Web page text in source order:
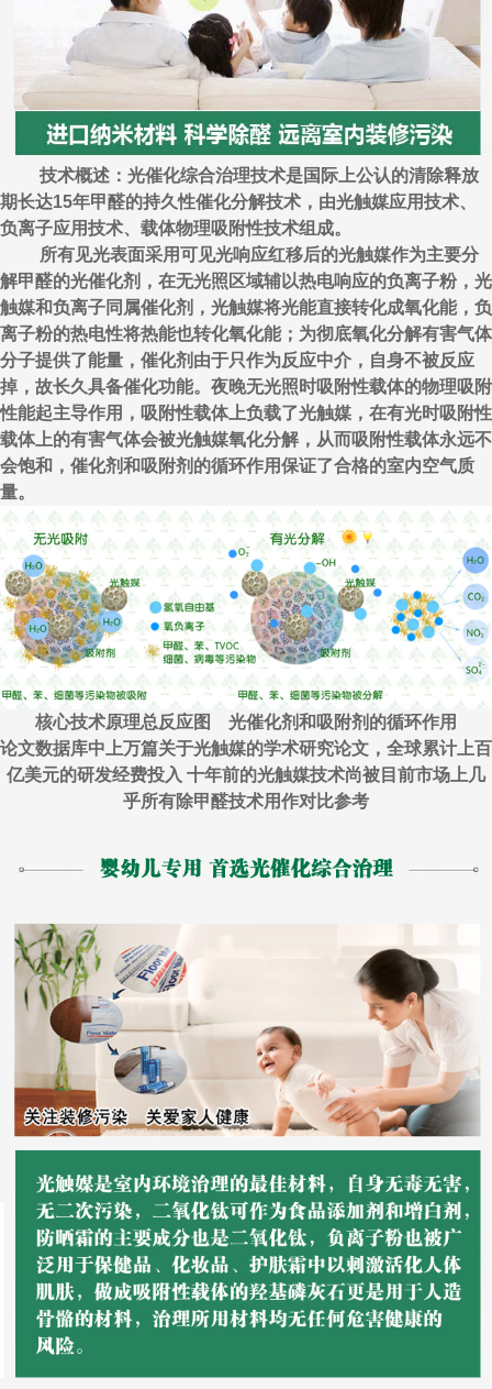
技术概述：光催化综合治理技术是国际上公认的清除释放
期长达15年甲醛的持久性催化分解技术，由光触媒应用技术、
负离子应用技术、载体物理吸附性技术组成。
所有见光表面采用可见光响应红移后的光触媒作为主要分
解甲醛的光催化剂，在无光照区域辅以热电响应的负离子粉，光
触媒和负离子同属催化剂，光触媒将光能直接转化成氧化能，负
离子粉的热电性将热能也转化氧化能；为彻底氧化分解有害气体
分子提供了能量，催化剂由于只作为反应中介，自身不被反应
掉，故长久具备催化功能。夜晚无光照时吸附性载体的物理吸附
性能起主导作用，吸附性载体上负载了光触媒，在有光时吸附性
载体上的有害气体会被光触媒氧化分解，从而吸附性载体永远不
会饱和，催化剂和吸附剂的循环作用保证了合格的室内空气质
量。
核心技术原理总反应图 光催化剂和吸附剂的循环作用
论文数据库中上万篇关于光触媒的学术研究论文，全球累计上百
亿美元的研发经费投入 十年前的光触媒技术尚被目前市场上几
乎所有除甲醛技术用作对比参考